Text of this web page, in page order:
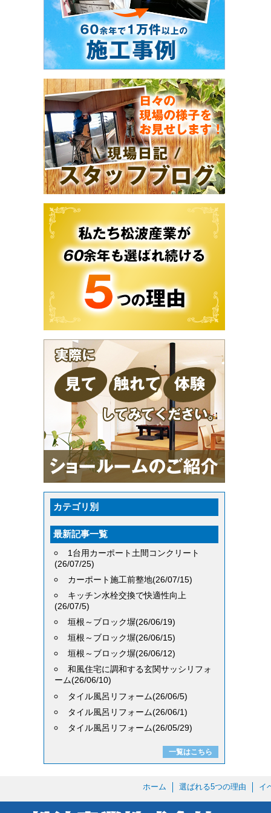
カテゴリ別
最新記事一覧
1台用カーポート土間コンクリート
(26/07/25)
カーポート施工前整地(26/07/15)
キッチン水栓交換で快適性向上
(26/07/5)
垣根～ブロック塀(26/06/19)
垣根～ブロック塀(26/06/15)
垣根～ブロック塀(26/06/12)
和風住宅に調和する玄関サッシリフォ
ーム(26/06/10)
タイル風呂リフォーム(26/06/5)
タイル風呂リフォーム(26/06/1)
タイル風呂リフォーム(26/05/29)
一覧はこちら
ホーム 選ばれる5つの理由 イ